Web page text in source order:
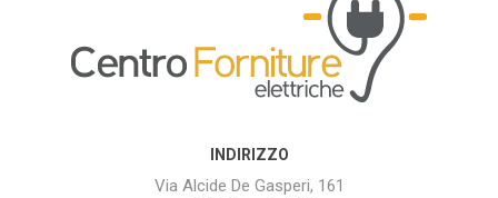
INDIRIZZO
Via Alcide De Gasperi, 161